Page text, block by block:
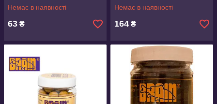
Немає в наявності
63 ₴
Немає в наявності
164 ₴